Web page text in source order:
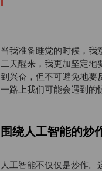
当我准备睡觉的时候，我
二天醒来，我更加坚定地
到兴奋，但不可避免地要
一路上我们可能会遇到的
围绕人工智能的炒
人工智能不仅仅是炒作